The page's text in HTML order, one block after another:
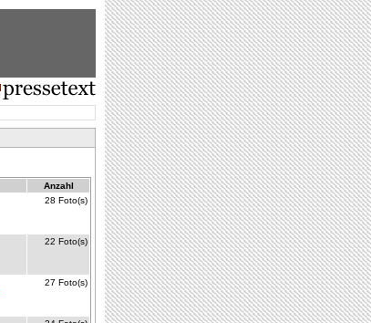
Anzahl
28 Foto(s)
22 Foto(s)
27 Foto(s)